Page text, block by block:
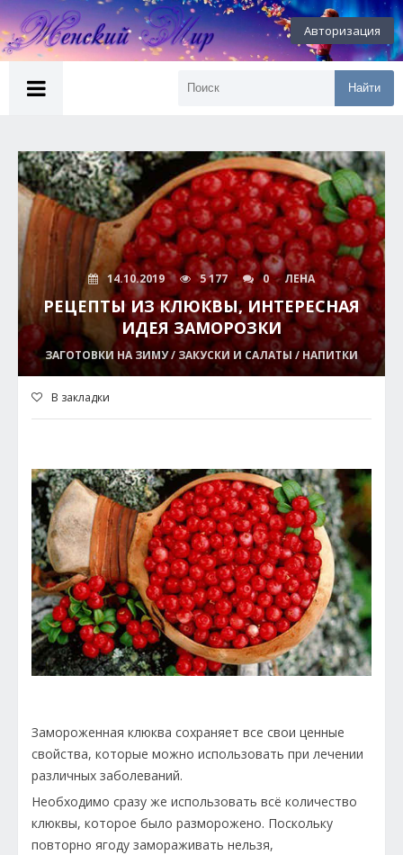
Авторизация
Найти
14.10.2019 5 177 0 ЛЕНА
РЕЦЕПТЫ ИЗ КЛЮКВЫ, ИНТЕРЕСНАЯ
ИДЕЯ ЗАМОРОЗКИ
ЗАГОТОВКИ НА ЗИМУ / ЗАКУСКИ И САЛАТЫ / НАПИТКИ
В закладки
Замороженная клюква сохраняет все свои ценные
свойства, которые можно использовать при лечении
различных заболеваний.
Необходимо сразу же использовать всё количество
клюквы, которое было разморожено. Поскольку
повторно ягоду замораживать нельзя,